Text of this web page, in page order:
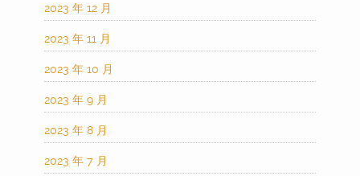
2023 年 12 月
2023 年 11 月
2023 年 10 月
2023 年 9 月
2023 年 8 月
2023 年 7 月